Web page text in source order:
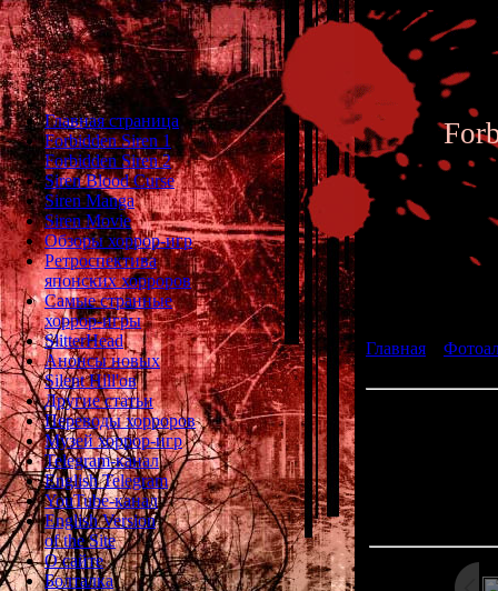
Главная страница
Forbidden Siren 1
Forbidden Siren 2
Siren Blood Curse
Siren Manga
Siren Movie
Обзоры хоррор-игр
Ретроспектива
японских хорроров
Самые странные
хоррор-игры
SlitterHead
Анонсы новых
Silent Hill'ов
Другие статьи
Переводы хорроров
Музей хоррор-игр
Telegram-канал
English Telegram
YouTube-канал
English Version
of the Site
О сайте
Болталка
Главная